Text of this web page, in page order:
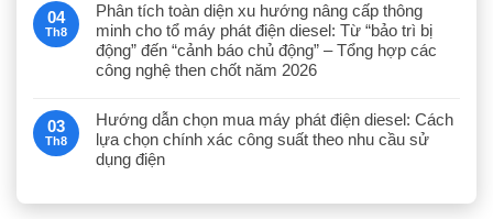
04
Th8
Phân tích toàn diện xu hướng nâng cấp thông
minh cho tổ máy phát điện diesel: Từ “bảo trì bị
động” đến “cảnh báo chủ động” – Tổng hợp các
công nghệ then chốt năm 2026
03
Th8
Hướng dẫn chọn mua máy phát điện diesel: Cách
lựa chọn chính xác công suất theo nhu cầu sử
dụng điện